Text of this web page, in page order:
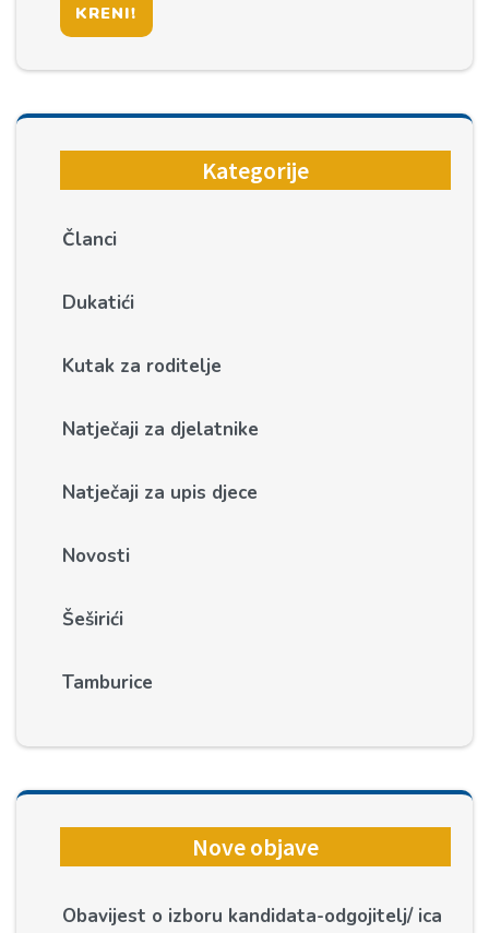
KRENI!
Kategorije
Članci
Dukatići
Kutak za roditelje
Natječaji za djelatnike
Natječaji za upis djece
Novosti
Šeširići
Tamburice
Nove objave
Obavijest o izboru kandidata-odgojitelj/ ica